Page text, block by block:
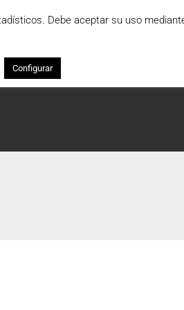
Debe aceptar su uso
Configurar